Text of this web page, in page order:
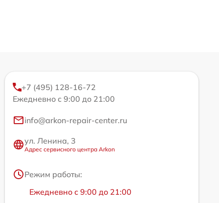
+7 (495) 128-16-72
Ежедневно с 9:00 до 21:00
info@arkon-repair-center.ru
ул. Ленина, 3
Адрес сервисного центра Arkon
Режим работы:
Ежедневно с 9:00 до 21:00